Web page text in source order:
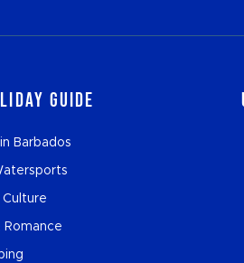
Guide
Barbados
Culture
Romance